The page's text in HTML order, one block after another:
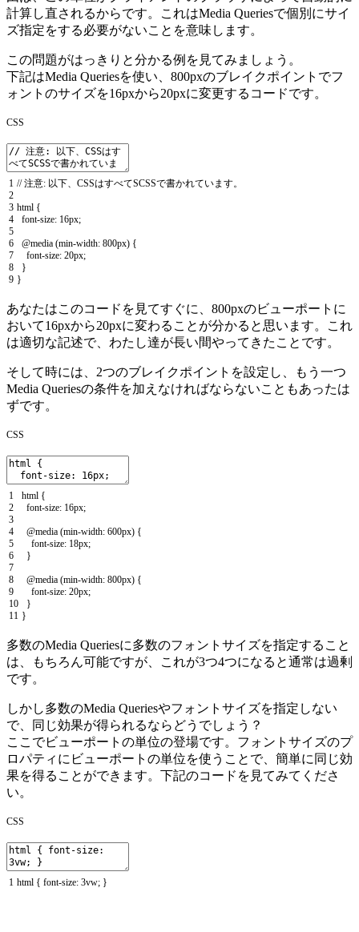
計算し直されるからです。これはMedia Queriesで個別にサイ
ズ指定をする必要がないことを意味します。
この問題がはっきりと分かる例を見てみましょう。
下記はMedia Queriesを使い、800pxのブレイクポイントでフ
ォントのサイズを16pxから20pxに変更するコードです。
CSS
1
2
3
4
5
6
7
8
9
// 注意: 以下、CSSはすべてSCSSで書かれています。
html {
font-size: 16px;
@media (min-width: 800px) {
font-size: 20px;
}
}
あなたはこのコードを見てすぐに、800pxのビューポートに
おいて16pxから20pxに変わることが分かると思います。これ
は適切な記述で、わたし達が長い間やってきたことです。
そして時には、2つのブレイクポイントを設定し、もう一つ
Media Queriesの条件を加えなければならないこともあったは
ずです。
CSS
1
2
3
4
5
6
7
8
9
10
11
html {
font-size: 16px;
@media (min-width: 600px) {
font-size: 18px;
}
@media (min-width: 800px) {
font-size: 20px;
}
}
多数のMedia Queriesに多数のフォントサイズを指定すること
は、もちろん可能ですが、これが3つ4つになると通常は過剰
です。
しかし多数のMedia Queriesやフォントサイズを指定しない
で、同じ効果が得られるならどうでしょう？
ここでビューポートの単位の登場です。フォントサイズのプ
ロパティにビューポートの単位を使うことで、簡単に同じ効
果を得ることができます。下記のコードを見てみてくださ
い。
CSS
1 html { font-size: 3vw; }